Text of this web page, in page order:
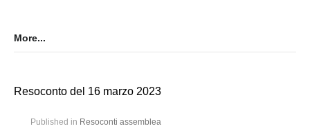
More...
Resoconto del 16 marzo 2023
Published in Resoconti assemblea